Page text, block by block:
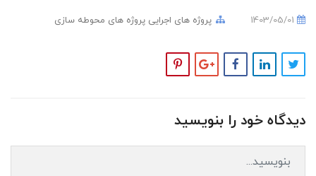
پروژه های اجرایی پروژه های محوطه سازی
دیدگاه خود را بنویسید